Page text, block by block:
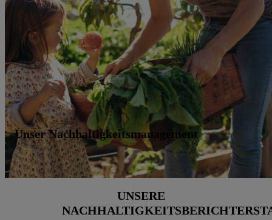
Unser Nachhaltigkeitsmanagement
UNSERE